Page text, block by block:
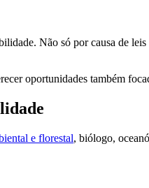
Não só por causa de
oportunidades também
e florestal, biólogo,